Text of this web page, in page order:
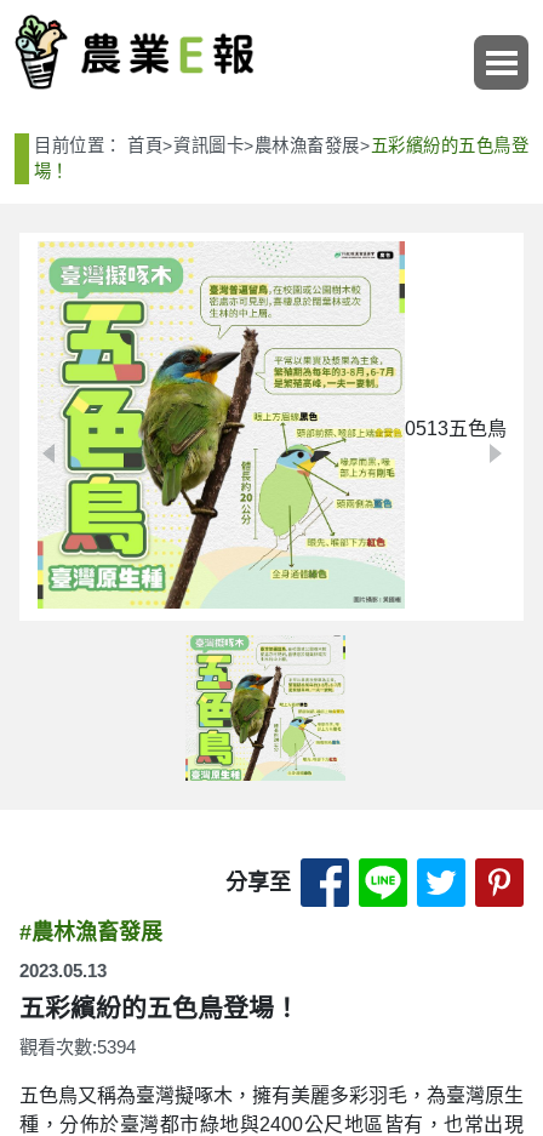
目前位置：首頁>資訊圖卡>農林漁畜發展>五彩繽紛的五色鳥登
場！
0513五色鳥
分享至 分享至 Facebook-
分享至分享
#農林漁畜發展
2023.05.13
五彩繽紛的五色鳥登場！
觀看次數:5394
五色鳥又稱為臺灣擬啄木，擁有美麗多彩羽毛，為臺灣原生
種，分佈於臺灣都市綠地與2400公尺地區皆有，也常出現